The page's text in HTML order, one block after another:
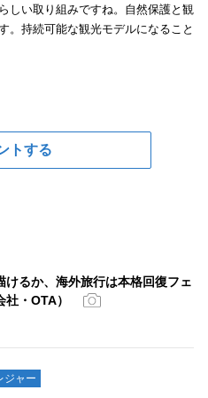
しい取り組みですね。自然保護と観
。持続可能な観光モデルになること
トする
るか、海外旅行は本格回復フェ
・OTA）
ジャー